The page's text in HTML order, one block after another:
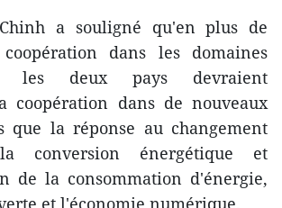
a souligné qu'en plus de
dans les domaines
les deux pays devraient
coopération dans de nouveaux
que la réponse au changement
conversion énergétique et
de la consommation d'énergie,